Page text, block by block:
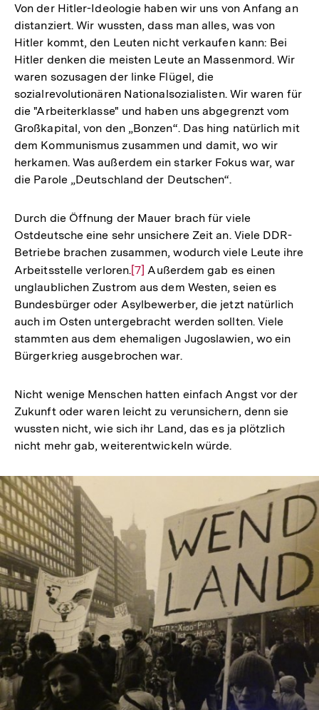
Von der Hitler-Ideologie haben wir uns von Anfang an
distanziert. Wir wussten, dass man alles, was von
Hitler kommt, den Leuten nicht verkaufen kann: Bei
Hitler denken die meisten Leute an Massenmord. Wir
waren sozusagen der linke Flügel, die
sozialrevolutionären Nationalsozialisten. Wir waren für
die "Arbeiterklasse" und haben uns abgegrenzt vom
Großkapital, von den „Bonzen“. Das hing natürlich mit
dem Kommunismus zusammen und damit, wo wir
herkamen. Was außerdem ein starker Fokus war, war
die Parole „Deutschland der Deutschen“.
Durch die Öffnung der Mauer brach für viele
Ostdeutsche eine sehr unsichere Zeit an. Viele DDR-
Betriebe brachen zusammen, wodurch viele Leute ihre
Arbeitsstelle verloren.Zur
Auflösung
der
Fußnote
[7] Außerdem gab es einen
unglaublichen Zustrom aus dem Westen, seien es
Bundesbürger oder Asylbewerber, die jetzt natürlich
auch im Osten untergebracht werden sollten. Viele
stammten aus dem ehemaligen Jugoslawien, wo ein
Bürgerkrieg ausgebrochen war.
Nicht wenige Menschen hatten einfach Angst vor der
Zukunft oder waren leicht zu verunsichern, denn sie
wussten nicht, wie sich ihr Land, das es ja plötzlich
nicht mehr gab, weiterentwickeln würde.